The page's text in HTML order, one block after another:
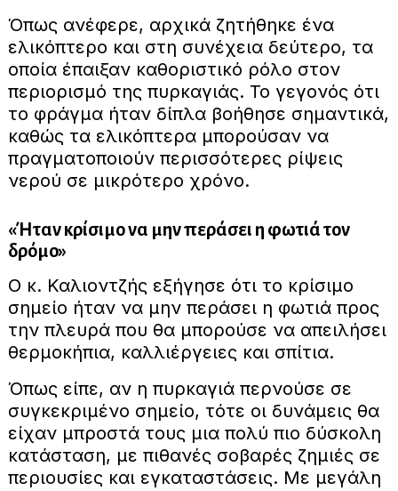
Όπως ανέφερε, αρχικά ζητήθηκε ένα
ελικόπτερο και στη συνέχεια δεύτερο, τα
οποία έπαιξαν καθοριστικό ρόλο στον
περιορισμό της πυρκαγιάς. Το γεγονός ότι
το φράγμα ήταν δίπλα βοήθησε σημαντικά,
καθώς τα ελικόπτερα μπορούσαν να
πραγματοποιούν περισσότερες ρίψεις
νερού σε μικρότερο χρόνο.
«Ήταν κρίσιμο να μην περάσει η φωτιά τον
δρόμο»
Ο κ. Καλιοντζής εξήγησε ότι το κρίσιμο
σημείο ήταν να μην περάσει η φωτιά προς
την πλευρά που θα μπορούσε να απειλήσει
θερμοκήπια, καλλιέργειες και σπίτια.
Όπως είπε, αν η πυρκαγιά περνούσε σε
συγκεκριμένο σημείο, τότε οι δυνάμεις θα
είχαν μπροστά τους μια πολύ πιο δύσκολη
κατάσταση, με πιθανές σοβαρές ζημιές σε
περιουσίες και εγκαταστάσεις. Με μεγάλη